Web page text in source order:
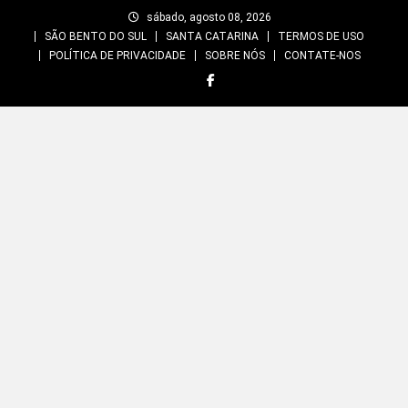
sábado, agosto 08, 2026
SÃO BENTO DO SUL
SANTA CATARINA
TERMOS DE USO
POLÍTICA DE PRIVACIDADE
SOBRE NÓS CONTATE-NOS